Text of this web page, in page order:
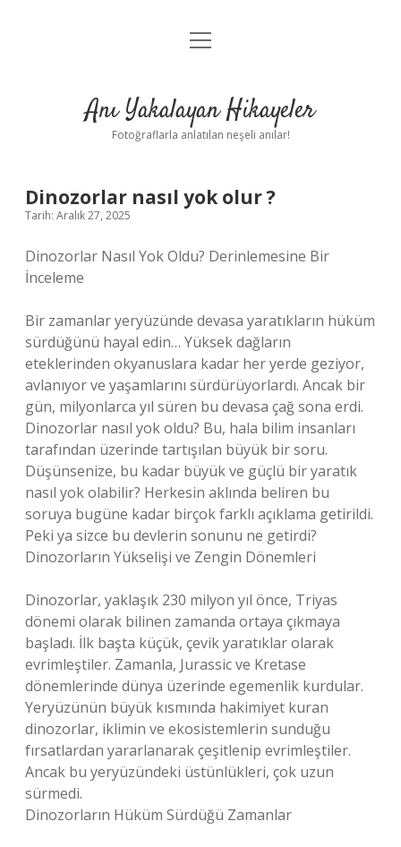
Anasayfa
Yasal Uyarı
menüyü
Anı Yakalayan Hikayeler
Fotoğraflarla anlatılan neşeli anılar!
Dinozorlar nasıl yok olur ?
Tarih: Aralık 27, 2025
Dinozorlar Nasıl Yok Oldu? Derinlemesine Bir
İnceleme
Bir zamanlar yeryüzünde devasa yaratıkların hüküm
sürdüğünü hayal edin… Yüksek dağların
eteklerinden okyanuslara kadar her yerde geziyor,
avlanıyor ve yaşamlarını sürdürüyorlardı. Ancak bir
gün, milyonlarca yıl süren bu devasa çağ sona erdi.
Dinozorlar nasıl yok oldu? Bu, hala bilim insanları
tarafından üzerinde tartışılan büyük bir soru.
Düşünsenize, bu kadar büyük ve güçlü bir yaratık
nasıl yok olabilir? Herkesin aklında beliren bu
soruya bugüne kadar birçok farklı açıklama getirildi.
Peki ya sizce bu devlerin sonunu ne getirdi?
Dinozorların Yükselişi ve Zengin Dönemleri
Dinozorlar, yaklaşık 230 milyon yıl önce, Triyas
dönemi olarak bilinen zamanda ortaya çıkmaya
başladı. İlk başta küçük, çevik yaratıklar olarak
evrimleştiler. Zamanla, Jurassic ve Kretase
dönemlerinde dünya üzerinde egemenlik kurdular.
Yeryüzünün büyük kısmında hakimiyet kuran
dinozorlar, iklimin ve ekosistemlerin sunduğu
fırsatlardan yararlanarak çeşitlenip evrimleştiler.
Ancak bu yeryüzündeki üstünlükleri, çok uzun
sürmedi.
Dinozorların Hüküm Sürdüğü Zamanlar